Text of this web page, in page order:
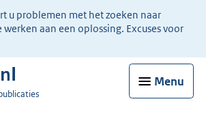
u problemen met het zoeken naar
werken aan een oplossing. Excuses voor
Menu